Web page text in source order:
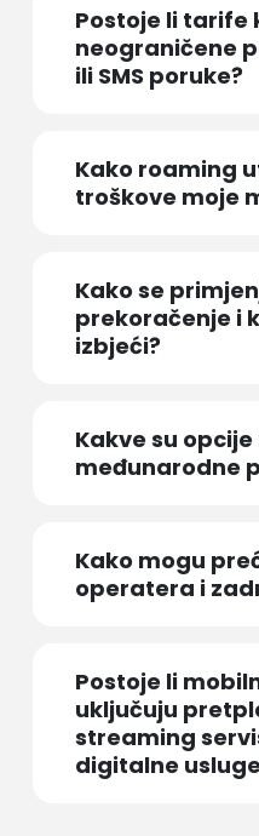
Postoje li tarife
neograničene
ili SMS poruke?
Kako roaming
troškove moje
Kako se
prekoračenje i
izbjeći?
Kakve su opcije
međunarodne
Kako mogu
operatera i
Postoje li
uključuju
streaming
digitalne